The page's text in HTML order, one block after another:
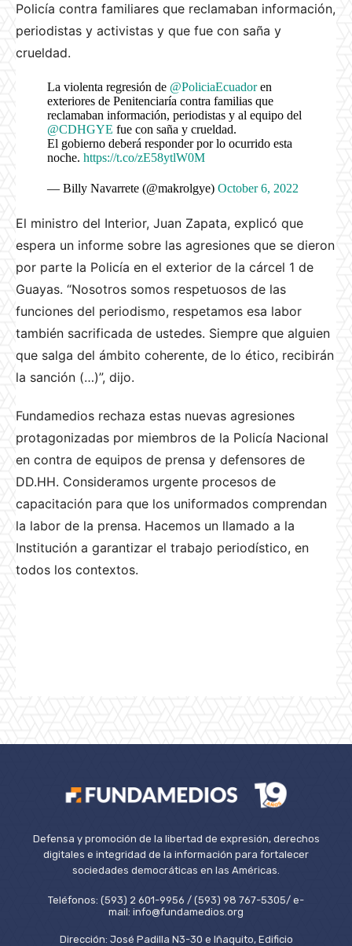
Policía contra familiares que reclamaban información,
periodistas y activistas y que fue con saña y
crueldad.
La violenta regresión de @PoliciaEcuadoren
exteriores de Penitenciaría contra familias que
reclamaban información, periodistas y al equipo del
@CDHGYE fue con saña y crueldad.
El gobierno deberá responder por lo ocurrido esta
noche. https://t.co/zE58ytlW0M
— Billy Navarrete (@makrolgye) October 6, 2022
El ministro del Interior, Juan Zapata, explicó que
espera un informe sobre las agresiones que se dieron
por parte la Policía en el exterior de la cárcel 1 de
Guayas. “Nosotros somos respetuosos de las
funciones del periodismo, respetamos esa labor
también sacrificada de ustedes. Siempre que alguien
que salga del ámbito coherente, de lo ético, recibirán
la sanción (…)”, dijo.
Fundamedios rechaza estas nuevas agresiones
protagonizadas por miembros de la Policía Nacional
en contra de equipos de prensa y defensores de
DD.HH. Consideramos urgente procesos de
capacitación para que los uniformados comprendan
la labor de la prensa. Hacemos un llamado a la
Institución a garantizar el trabajo periodístico, en
todos los contextos.
Defensa y promoción de la libertad de expresión, derechos
digitales e integridad de la información para fortalecer
sociedades democráticas en las Américas.
Teléfonos: (593) 2 601-9956 / (593) 98 767-5305/ e-
mail: info@fundamedios.org
Dirección: José Padilla N3-30 e Iñaquito, Edificio